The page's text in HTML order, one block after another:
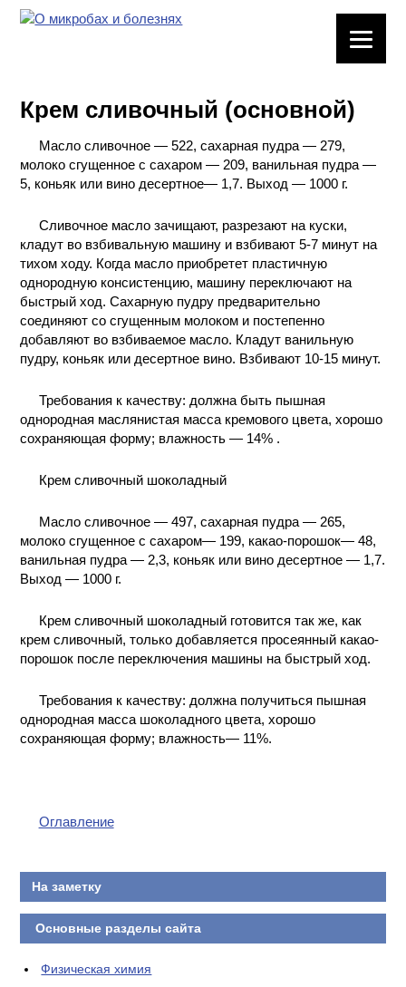
ХИМИЧЕСКАЯ
ВРЕДНЫЕ
МЕТОДЫ
ПРАКТИЧЕСКОЙ
ХИМИИ
ХИМИЯ НА
ПРОИЗВОДСТВЕ
И ХИМИЧЕСКАЯ
КОНТАКТЫ
Крем сливочный (основной)
Масло сливочное — 522, сахарная пудра — 279,
молоко сгущенное с сахаром — 209, ванильная пудра —
5, коньяк или вино десертное— 1,7. Выход — 1000 г.
Сливочное масло зачищают, разрезают на куски,
кладут во взбивальную машину и взбивают 5-7 минут на
тихом ходу. Когда масло приобретет пластичную
однородную консистенцию, машину переключают на
быстрый ход. Сахарную пудру предварительно
соединяют со сгущенным молоком и постепенно
добавляют во взбиваемое масло. Кладут ванильную
пудру, коньяк или десертное вино. Взбивают 10-15 минут.
Требования к качеству: должна быть пышная
однородная маслянистая масса кремового цвета, хорошо
сохраняющая форму; влажность — 14% .
Крем сливочный шоколадный
Масло сливочное — 497, сахарная пудра — 265,
молоко сгущенное с сахаром— 199, какао-порошок— 48,
ванильная пудра — 2,3, коньяк или вино десертное — 1,7.
Выход — 1000 г.
Крем сливочный шоколадный готовится так же, как
крем сливочный, только добавляется просеянный какао-
порошок после переключения машины на быстрый ход.
Требования к качеству: должна получиться пышная
однородная масса шоколадного цвета, хорошо
сохраняющая форму; влажность— 11%.
Оглавление
На заметку
Основные разделы сайта
Физическая химия